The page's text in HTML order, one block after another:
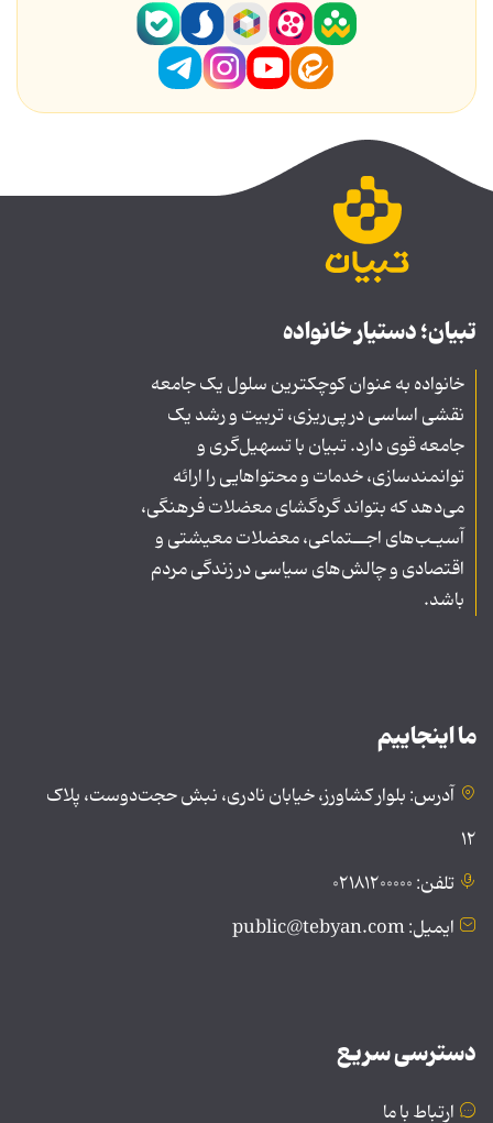
تبیان؛ دستیار خانواده
خانواده به عنوان کوچکترین سلول یک جامعه
نقشی اساسی در پی‌ریزی، تربیت و رشد یک
جامعه قوی دارد. تبیان با تسهیل‌گری و
توانمندسازی، خدمات و محتواهایی را ارائه
می‌دهد که بتواند گره‌گشای معضلات فرهنگی،
آسیـب‌های اجــتماعی، معضلات معیشتی و
اقتصادی و چالش‌های سیاسی در زندگی مردم
باشد.
ما اینجاییم
آدرس: بلوار کشاورز، خیابان نادری، نبش حجت‌دوست، پلاک
۱۲
تلفن: ۰۲۱۸۱۲۰۰۰۰۰
ایمیل: public@tebyan.com
دسترسی سریع
ارتباط با ما